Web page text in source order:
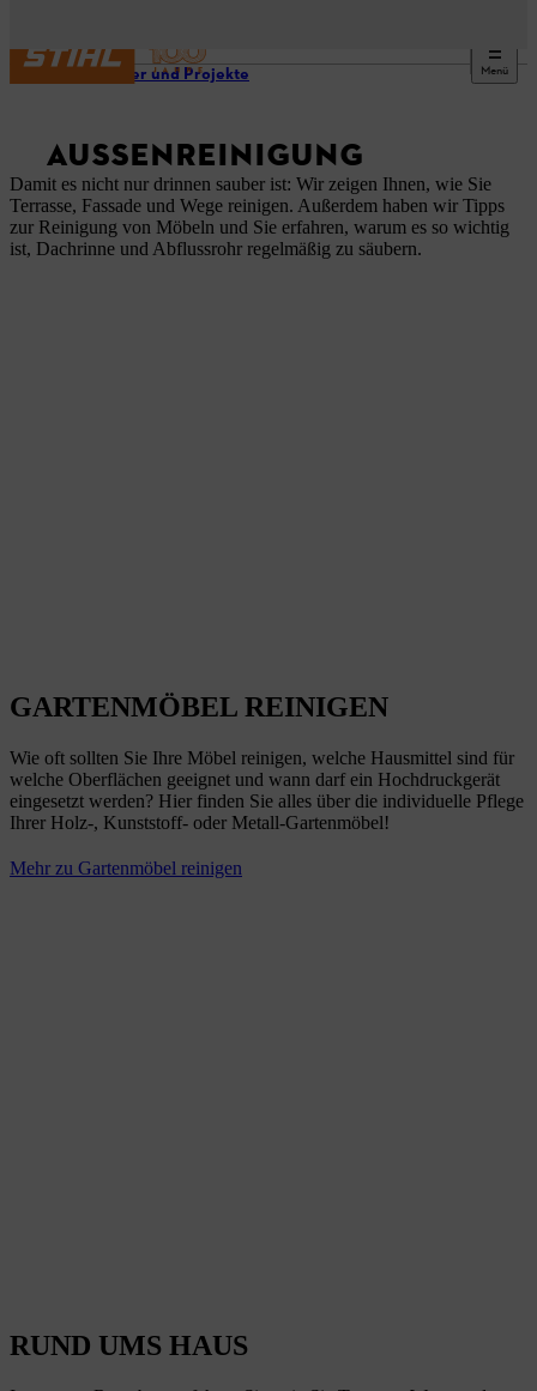
Menü
Ratgeber und Projekte
AUSSENREINIGUNG
Damit es nicht nur drinnen sauber ist: Wir zeigen Ihnen, wie Sie
Terrasse, Fassade und Wege reinigen. Außerdem haben wir Tipps
zur Reinigung von Möbeln und Sie erfahren, warum es so wichtig
ist, Dachrinne und Abflussrohr regelmäßig zu säubern.
GARTENMÖBEL REINIGEN
Wie oft sollten Sie Ihre Möbel reinigen, welche Hausmittel sind für
welche Oberflächen geeignet und wann darf ein Hochdruckgerät
eingesetzt werden? Hier finden Sie alles über die individuelle Pflege
Ihrer Holz-, Kunststoff- oder Metall-Gartenmöbel!
Mehr zu Gartenmöbel reinigen
RUND UMS HAUS